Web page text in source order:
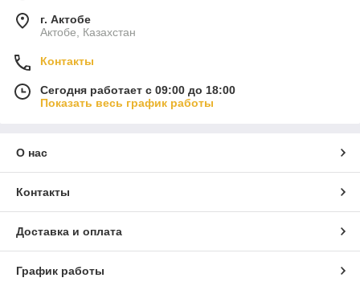
г. Актобе
Актобе, Казахстан
Контакты
Сегодня работает с 09:00 до 18:00
Показать весь график работы
О нас
Контакты
Доставка и оплата
График работы